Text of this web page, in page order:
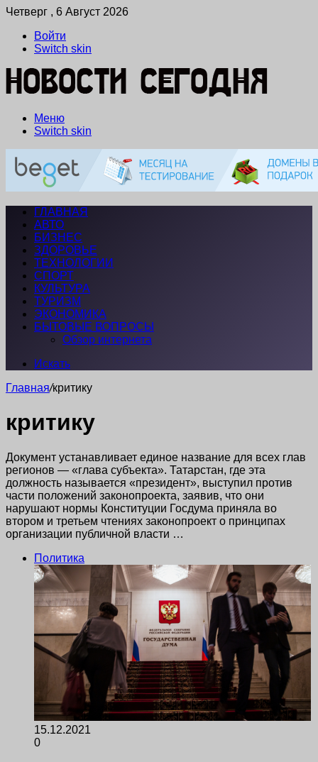
Четверг , 6 Август 2026
Войти
Switch skin
Меню
Switch skin
ГЛАВНАЯ
АВТО
БИЗНЕС
ЗДОРОВЬЕ
ТЕХНОЛОГИИ
СПОРТ
КУЛЬТУРА
ТУРИЗМ
ЭКОНОМИКА
БЫТОВЫЕ ВОПРОСЫ
Обзор интернета
Искать
Главная/критику
критику
Документ устанавливает единое название для всех глав
регионов — «глава субъекта». Татарстан, где эта
должность называется «президент», выступил против
части положений законопроекта, заявив, что они
нарушают нормы Конституции Госдума приняла во
втором и третьем чтениях законопроект о принципах
организации публичной власти …
Политика
15.12.2021
0